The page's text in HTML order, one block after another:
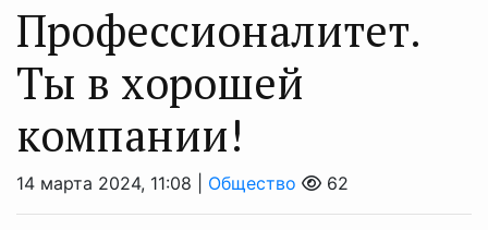
Профессионалитет.
Ты в хорошей
компании!
14 марта 2024, 11:08 | Общество 62